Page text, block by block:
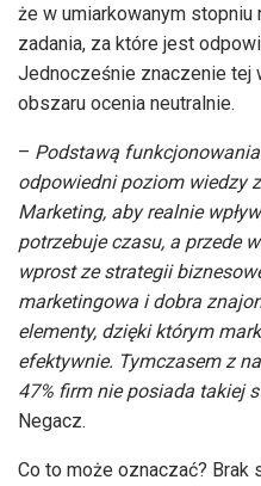
że w umiarkowanym
zadania, za które jest
Jednocześnie znaczenie tej
obszaru ocenia neutralnie.
– Podstawą
odpowiedni poziom wiedzy
Marketing, aby realnie
potrzebuje czasu, a przede
wprost ze strategii
marketingowa i dobra
elementy, dzięki którym
efektywnie. Tymczasem z
47% firm nie posiada takiej
Negacz.
Co to może oznaczać? Brak